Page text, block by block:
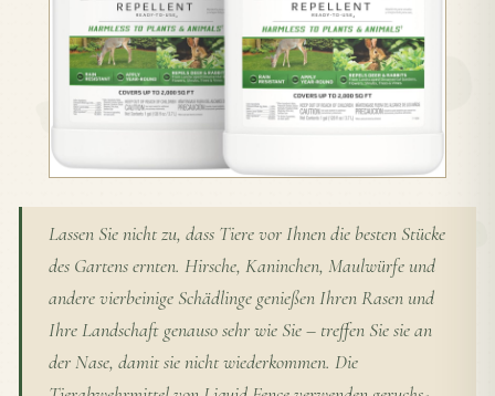
Lassen Sie nicht zu, dass Tiere vor Ihnen die besten Stücke
des Gartens ernten. Hirsche, Kaninchen, Maulwürfe und
andere vierbeinige Schädlinge genießen Ihren Rasen und
Ihre Landschaft genauso sehr wie Sie – treffen Sie sie an
der Nase, damit sie nicht wiederkommen. Die